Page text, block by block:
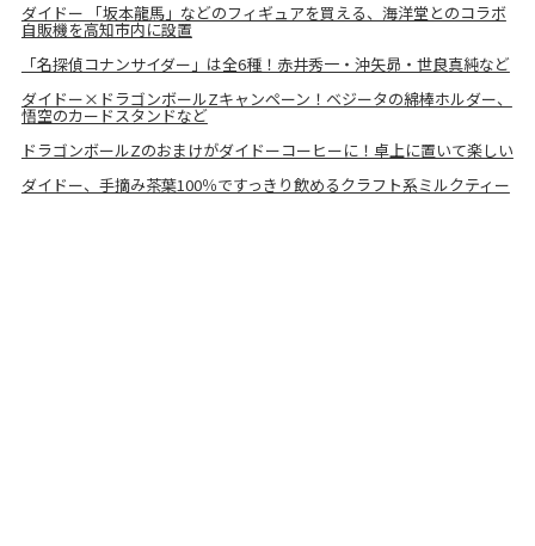
ダイドー 「坂本龍馬」などのフィギュアを買える、海洋堂とのコラボ
自販機を高知市内に設置
「名探偵コナンサイダー」は全6種！赤井秀一・沖矢昴・世良真純など
ダイドー×ドラゴンボールZキャンペーン！ベジータの綿棒ホルダー、
悟空のカードスタンドなど
ドラゴンボールZのおまけがダイドーコーヒーに！卓上に置いて楽しい
ダイドー、手摘み茶葉100％ですっきり飲めるクラフト系ミルクティー